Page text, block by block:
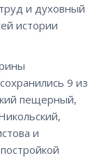
и духовный
истории
9 из
пещерный,
и